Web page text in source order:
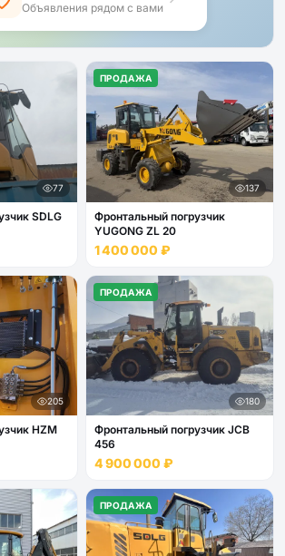
Объявления рядом с вами
77
SDLG
ПРОДАЖА
137
Фронтальный погрузчик
YUGONG ZL 20
1 400 000 ₽
205
HZM
ПРОДАЖА
180
Фронтальный погрузчик JCB
456
4 900 000 ₽
ПРОДАЖА